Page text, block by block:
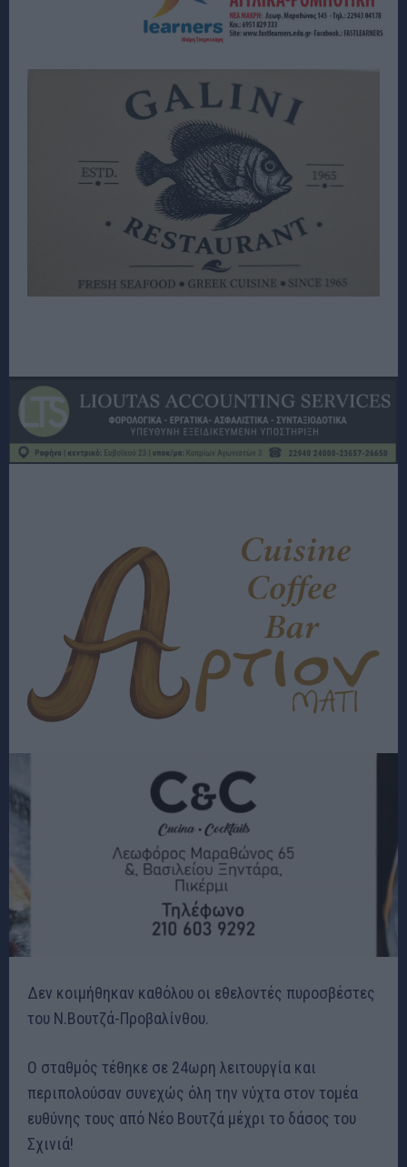
Δεν κοιμήθηκαν καθόλου οι εθελοντές πυροσβέστες
του Ν.Βουτζά-Προβαλίνθου.
Ο σταθμός τέθηκε σε 24ωρη λειτουργία και
περιπολούσαν συνεχώς όλη την νύχτα στον τομέα
ευθύνης τους από Νέο Βουτζά μέχρι το δάσος του
Σχινιά!